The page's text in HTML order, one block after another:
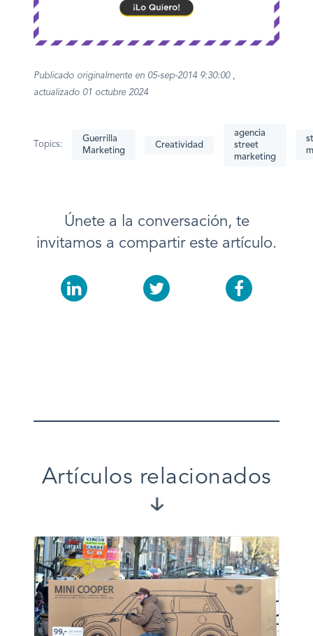
Publicado originalmente en 05-sep-2014 9:30:00 ,
actualizado 01 octubre 2024
Topics:
Guerrilla
Marketing
Creatividad
agencia
street
marketing
Únete a la conversación, te
invitamos a compartir este artículo.
Artículos relacionados